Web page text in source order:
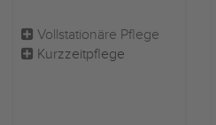
Vollstationäre Pflege
Kurzzeitpflege